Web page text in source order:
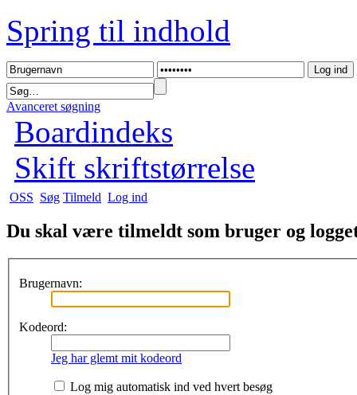
Spring til indhold
Avanceret søgning
Boardindeks
Skift skriftstørrelse
OSS Søg Tilmeld Log ind
Du skal være tilmeldt som bruger og
Brugernavn:
Kodeord:
Jeg har glemt mit kodeord
Log mig automatisk ind ved hvert besøg